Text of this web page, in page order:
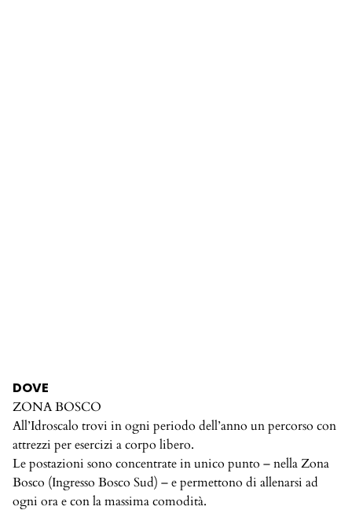
DOVE
ZONA BOSCO
All’Idroscalo trovi in ogni periodo dell’anno un percorso con
attrezzi per esercizi a corpo libero.
Le postazioni sono concentrate in unico punto – nella Zona
Bosco (Ingresso Bosco Sud) – e permettono di allenarsi ad
ogni ora e con la massima comodità.